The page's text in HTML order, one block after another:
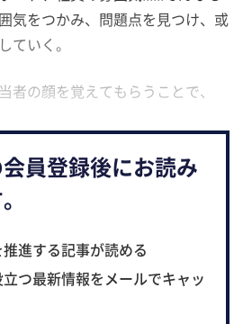
気をつかみ、問題点を見つけ、或
ていく。
者の顔を覚えてもらうことで、
員登録後にお読み
進する記事が読める
つ最新情報をメールでキャッ